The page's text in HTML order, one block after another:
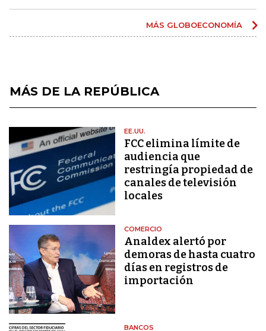
MÁS GLOBOECONOMÍA
MÁS DE LA REPÚBLICA
EE.UU.
FCC elimina límite de
audiencia que
restringía propiedad de
canales de televisión
locales
COMERCIO
Analdex alertó por
demoras de hasta cuatro
días en registros de
importación
BANCOS